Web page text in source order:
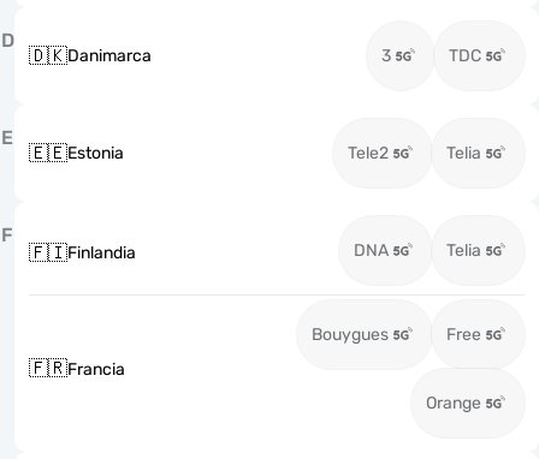
D
🇩🇰Danimarca 3 TDC
E
🇪🇪Estonia Tele2 Telia
F
🇫🇮Finlandia DNA Telia
🇫🇷Francia
Bouygues Free
Orange